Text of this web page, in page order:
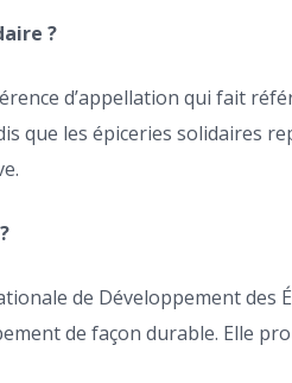
?
d’appellation qui fait
que les épiceries solidaires
de Développement des
de façon durable. Elle